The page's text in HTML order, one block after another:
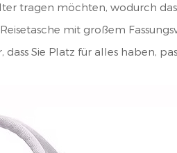
tragen möchten, wodurch
mit großem
Sie Platz für alles haben,